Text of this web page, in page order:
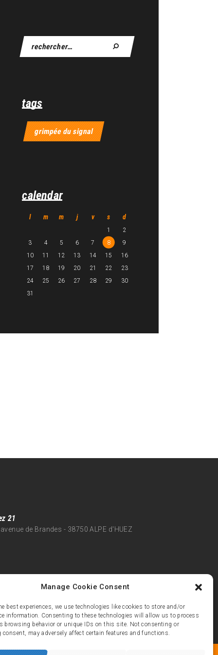
Manage Cookie Consent
best experiences, we use technologies like cookies to store and/or
information. Consenting to these technologies will allow us to process
browsing behavior or unique IDs on this site. Not consenting or
may adversely affect certain features and functions.
tags
grimpée du signal
calendar
l m m j v s d
1
2
3
4 5 6 7 8
9
10
11 12 13 14 15
16
17
18 19 20 21 22
23
24
25 26 27 28 29
30
31
21
de Brandes - 38750 ALPE d'HUEZ